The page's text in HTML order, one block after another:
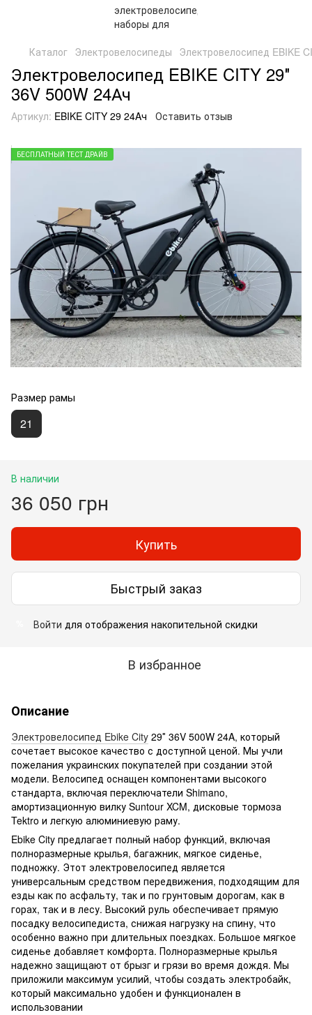
Каталог Электровелосипеды Электровелосипед EBIKE
Электровелосипед EBIKE CITY 29″
36V 500W 24Ач
Артикул: EBIKE CITY 29 24Aч Оставить отзыв
БЕСПЛАТНЫЙ ТЕСТ ДРАЙВ
Размер рамы
21
В наличии
36 050 грн
Купить
Быстрый заказ
Войти для отображения накопительной скидки
В избранное
Описание
Электровелосипед Ebike City 29″ 36V 500W 24A, который
сочетает высокое качество с доступной ценой. Мы учли
пожелания украинских покупателей при создании этой
модели. Велосипед оснащен компонентами высокого
стандарта, включая переключатели Shimano,
амортизационную вилку Suntour XCM, дисковые тормоза
Tektro и легкую алюминиевую раму.
Ebike City предлагает полный набор функций, включая
полноразмерные крылья, багажник, мягкое сиденье,
подножку. Этот электровелосипед является
универсальным средством передвижения, подходящим для
езды как по асфальту, так и по грунтовым дорогам, как в
горах, так и в лесу. Высокий руль обеспечивает прямую
посадку велосипедиста, снижая нагрузку на спину, что
особенно важно при длительных поездках. Большое мягкое
сиденье добавляет комфорта. Полноразмерные крылья
надежно защищают от брызг и грязи во время дождя. Мы
приложили максимум усилий, чтобы создать электробайк,
который максимально удобен и функционален в
использовании